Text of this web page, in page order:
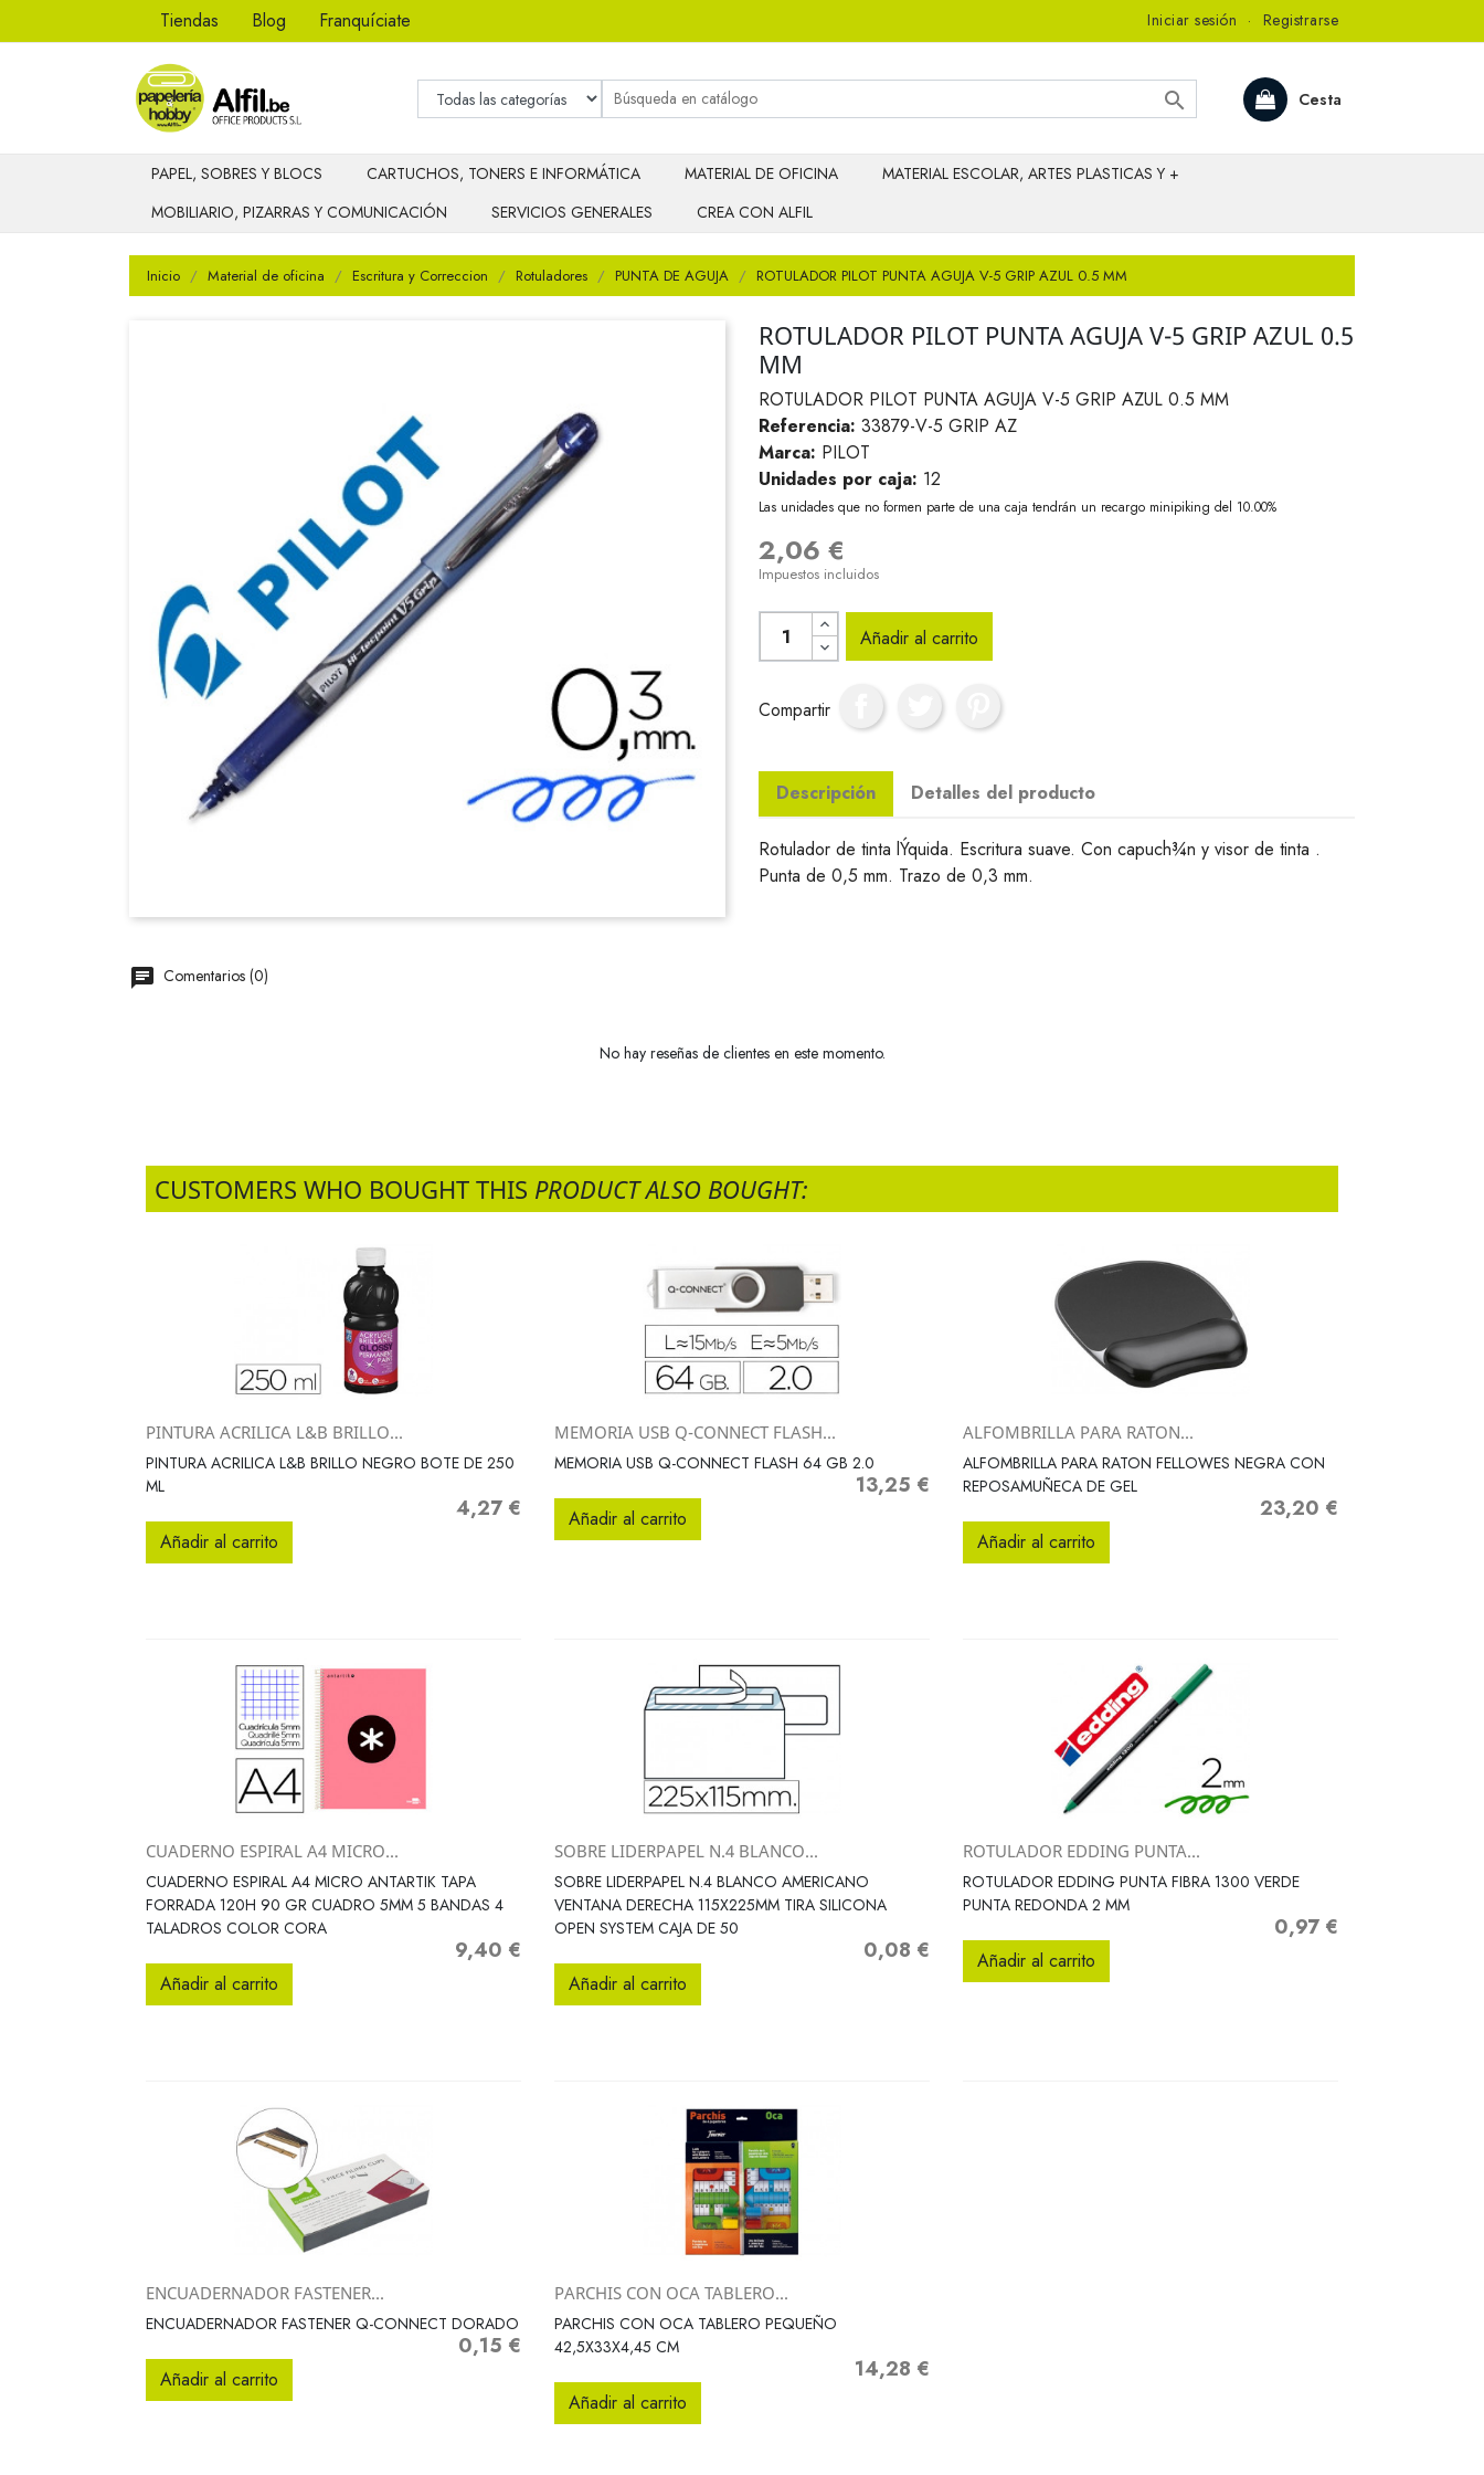
Tiendas Blog Franquíciate Iniciar sesión · Registrarse
Cesta

PAPEL, SOBRES Y BLOCS CARTUCHOS, TONERS E INFORMÁTICA MATERIAL DE OFICINA
MATERIAL ESCOLAR, ARTES PLASTICAS Y +
MOBILIARIO, PIZARRAS Y COMUNICACIÓN
SERVICIOS GENERALES CREA CON ALFIL
Inicio Material de oficina Escritura y Correccion Rotuladores PUNTA DE AGUJA ROTULADOR PILOT PUNTA AGUJA V-5 GRIP AZUL 0.5 MM
ROTULADOR PILOT PUNTA AGUJA V-5 GRIP AZUL 0.5
MM
ROTULADOR PILOT PUNTA AGUJA V-5 GRIP AZUL 0.5 MM
Referencia: 33879-V-5 GRIP AZ
Marca: PILOT
Unidades por caja: 12
Las unidades que no formen parte de una caja tendrán un recargo minipiking del 10.00%
2,06 €
Impuestos incluidos
Añadir al carrito
Compartir
Descripción Detalles del producto
Rotulador de tinta lÝquida. Escritura suave. Con capuch¾n y visor de tinta .
Punta de 0,5 mm. Trazo de 0,3 mm.
Comentarios (0)
No hay reseñas de clientes en este momento.
CUSTOMERS WHO BOUGHT THIS PRODUCT ALSO BOUGHT:
Vista rápida
PINTURA ACRILICA L&B BRILLO...
PINTURA ACRILICA L&B BRILLO NEGRO BOTE DE 250
ML
Precio
4,27 €
Añadir al carrito
Vista rápida
MEMORIA USB Q-CONNECT FLASH...
MEMORIA USB Q-CONNECT FLASH 64 GB 2.0
Precio
13,25 €
Añadir al carrito
 Vista rápida
ALFOMBRILLA PARA RATON...
ALFOMBRILLA PARA RATON FELLOWES NEGRA CON
REPOSAMUÑECA DE GEL
Precio
23,20 €
Añadir al carrito
 Vista rápida
CUADERNO ESPIRAL A4 MICRO...
CUADERNO ESPIRAL A4 MICRO ANTARTIK TAPA
FORRADA 120H 90 GR CUADRO 5MM 5 BANDAS 4
TALADROS COLOR CORA
Precio
9,40 €
Añadir al carrito
 Vista rápida
SOBRE LIDERPAPEL N.4 BLANCO...
SOBRE LIDERPAPEL N.4 BLANCO AMERICANO
VENTANA DERECHA 115X225MM TIRA SILICONA
OPEN SYSTEM CAJA DE 50
Precio
0,08 €
Añadir al carrito
 Vista rápida
ROTULADOR EDDING PUNTA...
ROTULADOR EDDING PUNTA FIBRA 1300 VERDE
PUNTA REDONDA 2 MM
Precio
0,97 €
Añadir al carrito
Vista rápida
ENCUADERNADOR FASTENER...
ENCUADERNADOR FASTENER Q-CONNECT DORADO
Precio
0,15 €
Añadir al carrito
 Vista rápida
PARCHIS CON OCA TABLERO...
PARCHIS CON OCA TABLERO PEQUEÑO
42,5X33X4,45 CM
Precio
14,28 €
Añadir al carrito